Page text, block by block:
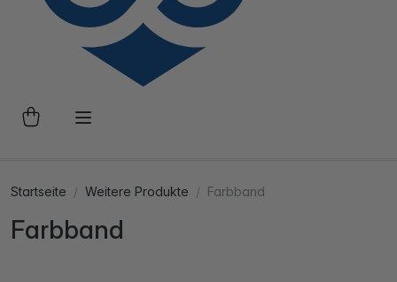
Startseite Weitere Produkte Farbband
Farbband